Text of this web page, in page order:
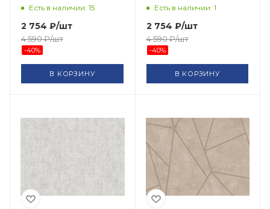
Есть в наличии: 15
2 754 ₽/шт
4 590₽/шт
-40%
В КОРЗИНУ
Есть в наличии: 1
2 754 ₽/шт
4 590₽/шт
-40%
В КОРЗИНУ